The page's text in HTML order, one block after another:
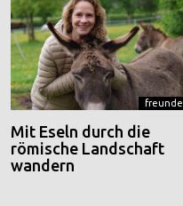
freunde
Mit Eseln durch die
römische Landschaft
wandern